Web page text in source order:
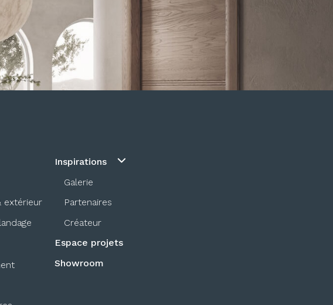
extérieur
Inspirations
Galerie
Partenaires
Créateur
Espace projets
Showroom